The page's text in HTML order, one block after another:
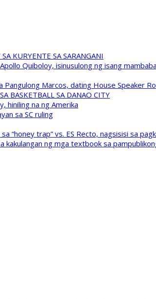
KURYENTE SA SARANGANI
Quiboloy, isinusulong ng isang
Pangulong Marcos, dating House Speaker
BASKETBALL SA DANAO CITY
hiniling na ng Amerika
sa SC ruling
“honey trap” vs. ES Recto, nagsisisi sa
ng mga textbook sa